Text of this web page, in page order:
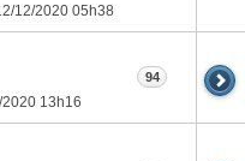
12/2020 05h38
2020 13h16
94